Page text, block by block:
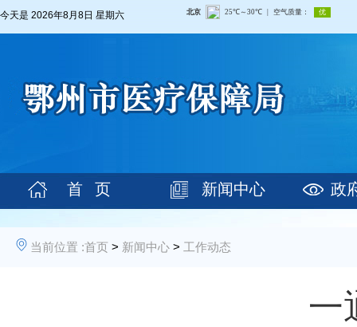
今天是 2026年8月8日 星期六
首 页 新闻中心 政
当前位置 :首页 > 新闻中心 > 工作动态
一